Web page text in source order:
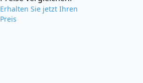
Erhalten Sie jetzt Ihren
Preis